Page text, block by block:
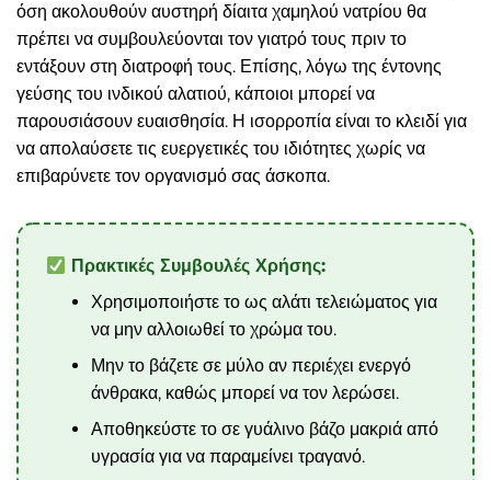
όση ακολουθούν αυστηρή δίαιτα χαμηλού νατρίου θα
πρέπει να συμβουλεύονται τον γιατρό τους πριν το
εντάξουν στη διατροφή τους. Επίσης, λόγω της έντονης
γεύσης του ινδικού αλατιού, κάποιοι μπορεί να
παρουσιάσουν ευαισθησία. Η ισορροπία είναι το κλειδί για
να απολαύσετε τις ευεργετικές του ιδιότητες χωρίς να
επιβαρύνετε τον οργανισμό σας άσκοπα.
Πρακτικές Συμβουλές Χρήσης:
Χρησιμοποιήστε το ως αλάτι τελειώματος για
να μην αλλοιωθεί το χρώμα του.
Μην το βάζετε σε μύλο αν περιέχει ενεργό
άνθρακα, καθώς μπορεί να τον λερώσει.
Αποθηκεύστε το σε γυάλινο βάζο μακριά από
υγρασία για να παραμείνει τραγανό.